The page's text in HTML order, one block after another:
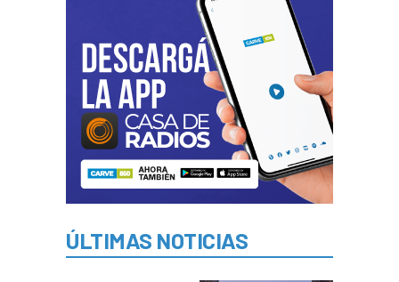
ÚLTIMAS NOTICIAS